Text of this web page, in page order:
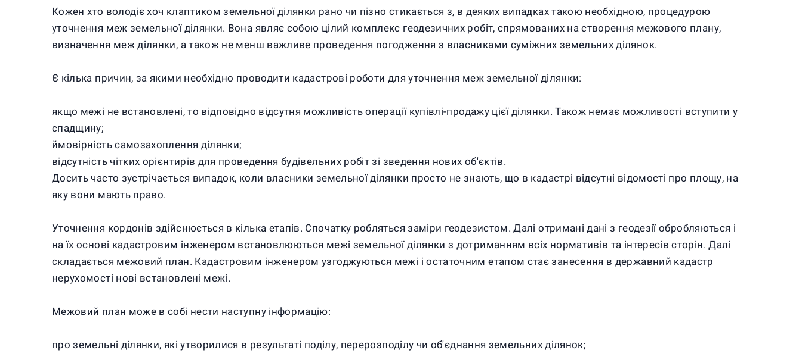
Кожен хто володіє хоч клаптиком земельної ділянки рано чи пізно стикається з, в деяких випадках такою необхідною, процедурою
уточнення меж земельної ділянки. Вона являє собою цілий комплекс геодезичних робіт, спрямованих на створення межового плану,
визначення меж ділянки, а також не менш важливе проведення погодження з власниками суміжних земельних ділянок.
Є кілька причин, за якими необхідно проводити кадастрові роботи для уточнення меж земельної ділянки:
якщо межі не встановлені, то відповідно відсутня можливість операції купівлі-продажу цієї ділянки. Також немає можливості вступити у
спадщину;
ймовірність самозахоплення ділянки;
відсутність чітких орієнтирів для проведення будівельних робіт зі зведення нових об'єктів.
Досить часто зустрічається випадок, коли власники земельної ділянки просто не знають, що в кадастрі відсутні відомості про площу, на
яку вони мають право.
Уточнення кордонів здійснюється в кілька етапів. Спочатку робляться заміри геодезистом. Далі отримані дані з геодезії обробляються і
на їх основі кадастровим інженером встановлюються межі земельної ділянки з дотриманням всіх нормативів та інтересів сторін. Далі
складається межовий план. Кадастровим інженером узгоджуються межі і остаточним етапом стає занесення в державний кадастр
нерухомості нові встановлені межі.
Межовий план може в собі нести наступну інформацію:
про земельні ділянки, які утворилися в результаті поділу, перерозподілу чи об'єднання земельних ділянок;